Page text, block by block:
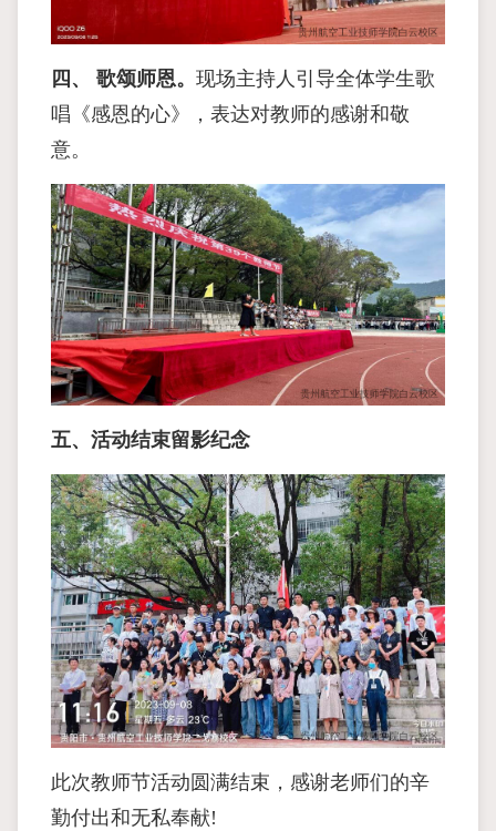
四、 歌颂师恩。 现场主持⼈引导全体学⽣歌
唱《感恩的⼼》，表达对教师的感谢和敬
意。
五、活动结束留影纪念
此次教师节活动圆满结束，感谢⽼师们的⾟
勤付出和⽆私奉献!